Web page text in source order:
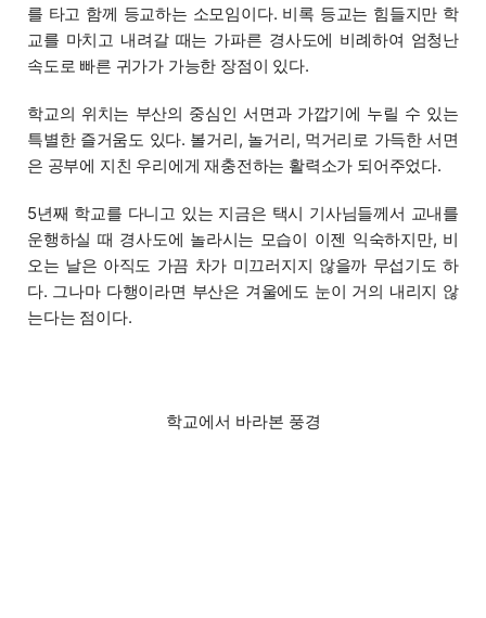
를 타고 함께 등교하는 소모임이다. 비록 등교는 힘들지만 학
교를 마치고 내려갈 때는 가파른 경사도에 비례하여 엄청난
속도로 빠른 귀가가 가능한 장점이 있다.
학교의 위치는 부산의 중심인 서면과 가깝기에 누릴 수 있는
특별한 즐거움도 있다. 볼거리, 놀거리, 먹거리로 가득한 서면
은 공부에 지친 우리에게 재충전하는 활력소가 되어주었다.
5년째 학교를 다니고 있는 지금은 택시 기사님들께서 교내를
운행하실 때 경사도에 놀라시는 모습이 이젠 익숙하지만, 비
오는 날은 아직도 가끔 차가 미끄러지지 않을까 무섭기도 하
다. 그나마 다행이라면 부산은 겨울에도 눈이 거의 내리지 않
는다는 점이다.
학교에서 바라본 풍경